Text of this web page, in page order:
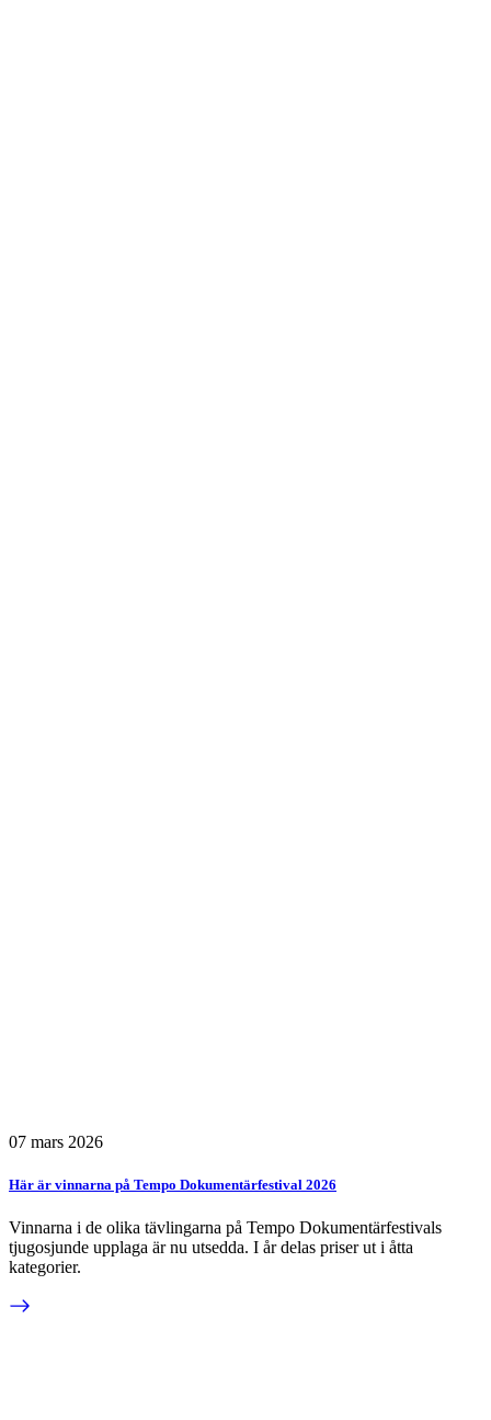
07 mars 2026
Här är vinnarna på Tempo Dokumentärfestival 2026
Vinnarna i de olika tävlingarna på Tempo Dokumentärfestivals
tjugosjunde upplaga är nu utsedda. I år delas priser ut i åtta
kategorier.